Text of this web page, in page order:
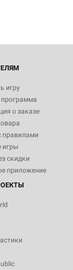
игру
программа
о заказе
игры
скидки
приложение